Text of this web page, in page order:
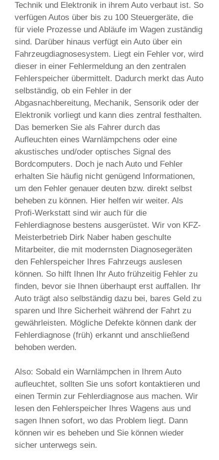
Technik und Elektronik in ihrem Auto verbaut ist. So
verfügen Autos über bis zu 100 Steuergeräte, die
für viele Prozesse und Abläufe im Wagen zuständig
sind. Darüber hinaus verfügt ein Auto über ein
Fahrzeugdiagnosesystem. Liegt ein Fehler vor, wird
dieser in einer Fehlermeldung an den zentralen
Fehlerspeicher übermittelt. Dadurch merkt das Auto
selbständig, ob ein Fehler in der
Abgasnachbereitung, Mechanik, Sensorik oder der
Elektronik vorliegt und kann dies zentral festhalten.
Das bemerken Sie als Fahrer durch das
Aufleuchten eines Warnlämpchens oder eine
akustisches und/oder optisches Signal des
Bordcomputers. Doch je nach Auto und Fehler
erhalten Sie häufig nicht genügend Informationen,
um den Fehler genauer deuten bzw. direkt selbst
beheben zu können. Hier helfen wir weiter. Als
Profi-Werkstatt sind wir auch für die
Fehlerdiagnose bestens ausgerüstet. Wir von KFZ-
Meisterbetrieb Dirk Naber haben geschulte
Mitarbeiter, die mit modernsten Diagnosegeräten
den Fehlerspeicher Ihres Fahrzeugs auslesen
können. So hilft Ihnen Ihr Auto frühzeitig Fehler zu
finden, bevor sie Ihnen überhaupt erst auffallen. Ihr
Auto trägt also selbständig dazu bei, bares Geld zu
sparen und Ihre Sicherheit während der Fahrt zu
gewährleisten. Mögliche Defekte können dank der
Fehlerdiagnose (früh) erkannt und anschließend
behoben werden.
Also: Sobald ein Warnlämpchen in Ihrem Auto
aufleuchtet, sollten Sie uns sofort kontaktieren und
einen Termin zur Fehlerdiagnose aus machen. Wir
lesen den Fehlerspeicher Ihres Wagens aus und
sagen Ihnen sofort, wo das Problem liegt. Dann
können wir es beheben und Sie können wieder
sicher unterwegs sein.